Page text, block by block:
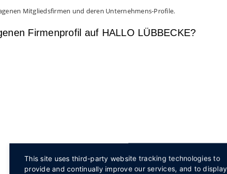
Mitgliedsfirmen und deren Unternehmens-Profile.
Firmenprofil auf HALLO LÜBBECKE?
This site uses third-party website tracking technologies to
provide and continually improve our services, and to display